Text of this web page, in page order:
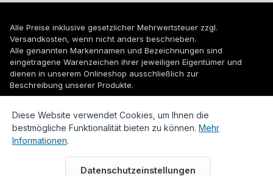
Alle Preise inklusive gesetzlicher Mehrwertsteuer zzgl.
Versandkosten, wenn nicht anders beschrieben.
Alle genannten Markennamen und Bezeichnungen sind
eingetragene Warenzeichen ihrer jeweiligen Eigentümer und
dienen in unserem Onlineshop ausschließlich zur
Beschreibung unserer Produkte.
© 2026 WUH24.de - Weigel und Unger Heizungs- und
Sanitärtechnik GmbH
Diese Website verwendet Cookies, um Ihnen die
bestmögliche Funktionalität bieten zu können. Mehr
Informationen.
Datenschutzeinstellungen